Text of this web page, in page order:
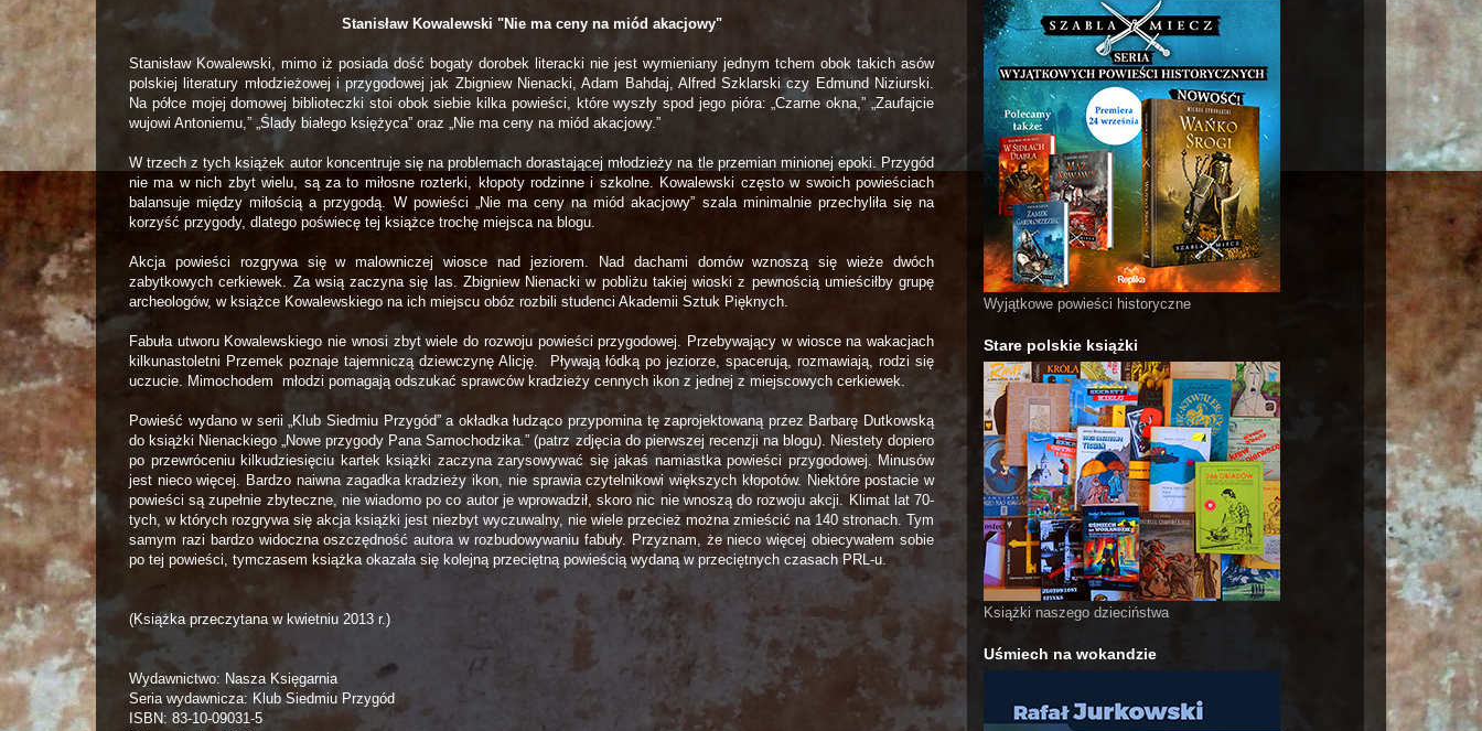
Stanisław Kowalewski "Nie ma ceny na miód akacjowy"
Stanisław Kowalewski, mimo iż posiada dość bogaty dorobek literacki nie jest wymieniany jednym tchem obok takich asów
polskiej literatury młodzieżowej i przygodowej jak Zbigniew Nienacki, Adam Bahdaj, Alfred Szklarski czy Edmund Niziurski.
Na półce mojej domowej biblioteczki stoi obok siebie kilka powieści, które wyszły spod jego pióra: „Czarne okna,” „Zaufajcie
wujowi Antoniemu,” „Ślady białego księżyca” oraz „Nie ma ceny na miód akacjowy.”
W trzech z tych książek autor koncentruje się na problemach dorastającej młodzieży na tle przemian minionej epoki. Przygód
nie ma w nich zbyt wielu, są za to miłosne rozterki, kłopoty rodzinne i szkolne. Kowalewski często w swoich powieściach
balansuje między miłością a przygodą. W powieści „Nie ma ceny na miód akacjowy” szala minimalnie przechyliła się na
korzyść przygody, dlatego poświecę tej książce trochę miejsca na blogu.
Akcja powieści rozgrywa się w malowniczej wiosce nad jeziorem. Nad dachami domów wznoszą się wieże dwóch
zabytkowych cerkiewek. Za wsią zaczyna się las. Zbigniew Nienacki w pobliżu takiej wioski z pewnością umieściłby grupę
archeologów, w książce Kowalewskiego na ich miejscu obóz rozbili studenci Akademii Sztuk Pięknych.
Fabuła utworu Kowalewskiego nie wnosi zbyt wiele do rozwoju powieści przygodowej. Przebywający w wiosce na wakacjach
kilkunastoletni Przemek poznaje tajemniczą dziewczynę Alicję.
Pływają łódką po jeziorze, spacerują, rozmawiają, rodzi się
uczucie. Mimochodem młodzi pomagają odszukać sprawców kradzieży cennych ikon z jednej z miejscowych cerkiewek.
Powieść wydano w serii „Klub Siedmiu Przygód” a okładka łudząco przypomina tę zaprojektowaną przez Barbarę Dutkowską
do książki Nienackiego „Nowe przygody Pana Samochodzika.” (patrz zdjęcia do pierwszej recenzji na blogu). Niestety dopiero
po przewróceniu kilkudziesięciu kartek książki zaczyna zarysowywać się jakaś namiastka powieści przygodowej. Minusów
jest nieco więcej. Bardzo naiwna zagadka kradzieży ikon, nie sprawia czytelnikowi większych kłopotów. Niektóre postacie w
powieści są zupełnie zbyteczne, nie wiadomo po co autor je wprowadził, skoro nic nie wnoszą do rozwoju akcji.
Klimat lat 70-
tych, w których rozgrywa się akcja książki jest niezbyt wyczuwalny, nie wiele przecież można zmieścić na 140 stronach. Tym
samym razi bardzo widoczna oszczędność autora w rozbudowywaniu fabuły. Przyznam, że nieco więcej obiecywałem sobie
po tej powieści, tymczasem książka okazała się kolejną przeciętną powieścią wydaną w przeciętnych czasach PRL-u.
(Książka przeczytana w kwietniu 2013 r.)
Wydawnictwo: Nasza Księgarnia
Seria wydawnicza: Klub Siedmiu Przygód
ISBN: 83-10-09031-5
Wyjątkowe powieści historyczne
Stare polskie książki
Książki naszego dzieciństwa
Uśmiech na wokandzie